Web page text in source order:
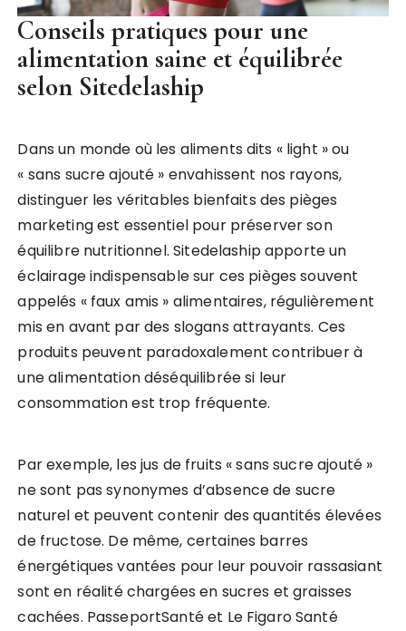
Conseils pratiques pour une
alimentation saine et équilibrée
selon Sitedelaship
Dans un monde où les aliments dits « light » ou
« sans sucre ajouté » envahissent nos rayons,
distinguer les véritables bienfaits des pièges
marketing est essentiel pour préserver son
équilibre nutritionnel. Sitedelaship apporte un
éclairage indispensable sur ces pièges souvent
appelés « faux amis » alimentaires, régulièrement
mis en avant par des slogans attrayants. Ces
produits peuvent paradoxalement contribuer à
une alimentation déséquilibrée si leur
consommation est trop fréquente.
Par exemple, les jus de fruits « sans sucre ajouté »
ne sont pas synonymes d’absence de sucre
naturel et peuvent contenir des quantités élevées
de fructose. De même, certaines barres
énergétiques vantées pour leur pouvoir rassasiant
sont en réalité chargées en sucres et graisses
cachées. PasseportSanté et Le Figaro Santé